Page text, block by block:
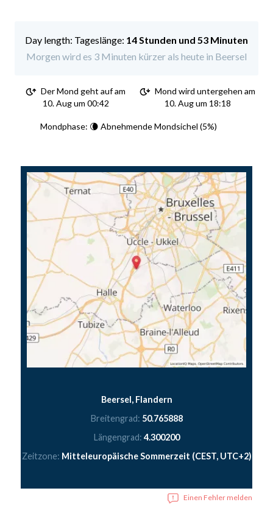
Tageslänge: 14 Stunden und 53 Minuten
Morgen wird es 3 Minuten kürzer als heute in Beersel
Der Mond geht auf am
10. Aug um 00:42
Mond wird untergehen am
10. Aug um 18:18
Mondphase: 🌘 Abnehmende Mondsichel (5%)
Beersel, Flandern
Breitengrad: 50.765888
Längengrad: 4.300200
Zeitzone: Mitteleuropäische Sommerzeit (CEST, UTC+2)
Einen Fehler melden